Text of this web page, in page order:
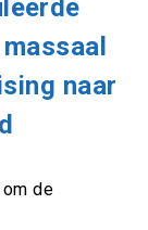
naar
de